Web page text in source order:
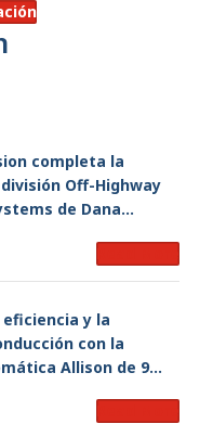
completa la
Off-Highway
de Dana
y la
con la
Allison de 9